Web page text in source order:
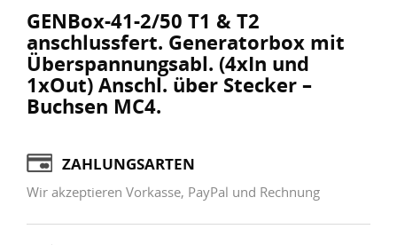
GENBox-41-2/50 T1 & T2
anschlussfert. Generatorbox mit
Überspannungsabl. (4xIn und
1xOut) Anschl. über Stecker –
Buchsen MC4.
ZAHLUNGSARTEN
Wir akzeptieren Vorkasse, PayPal und Rechnung